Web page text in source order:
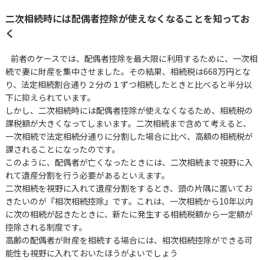
二次相続時には配偶者控除が使えなくなることを知ってお
く
前者のケースでは、配偶者控除を最大限に利用するために、一次相
続で妻に財産を集中させました。その結果、相続税は668万円とな
り、法定相続割合通り２分の１ずつ相続したときと比べると半分以
下に抑えられています。
しかし、二次相続時には配偶者控除が使えなくなるため、相続税の
課税額が大きくなってしまいます。二次相続まで含めて考えると、
一次相続で法定相続分通りに分割した場合に比べ、高額の相続税が
課されることになったのです。
このように、配偶者が亡くなったときには、二次相続まで視野に入
れて遺産分割を行う必要があるといえます。
二次相続を視野に入れて遺産分割をするとき、頭の片隅に置いてお
きたいのが『相次相続控除』です。これは、一次相続から10年以内
に次の相続が起きたときに、新たに発生する相続税額から一定額が
控除される制度です。
高齢の配偶者が財産を相続する場合には、相次相続控除ができる可
能性も視野に入れておいたほうがよいでしょう